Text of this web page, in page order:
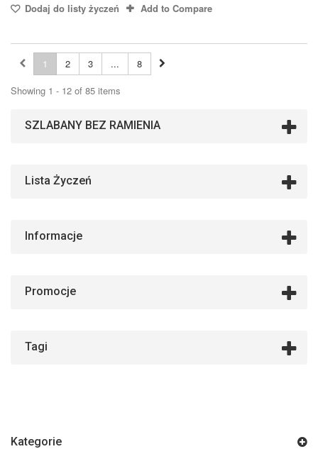
Dodaj do listy życzeń Add to Compare
1 2 3 ...
8
Showing 1 - 12 of 85 items
SZLABANY BEZ RAMIENIA
Lista Życzeń
Informacje
Promocje
Tagi
Kategorie